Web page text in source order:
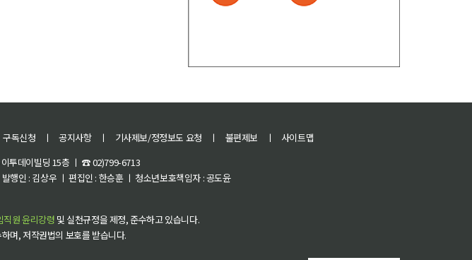
구독신청 ㅣ 공지사항 ㅣ 기사제보/정정보도 요청 ㅣ 불편제보 ㅣ
사이트맵
투데이빌딩 15층 ㅣ ☎ 02)799-6713
행인 : 김상우 ㅣ 편집인 : 한승훈 ㅣ 청소년보호책임자 : 공도윤
직원 윤리강령 및 실천규정을 제정, 준수하고 있습니다.
며, 저작권법의 보호를 받습니다.